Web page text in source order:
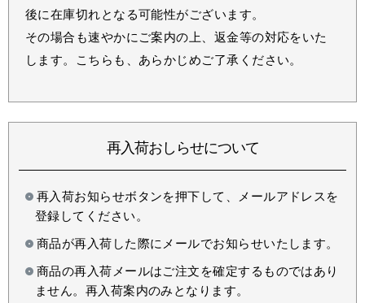
後に在庫切れとなる可能性がございます。
その場合も速やかにご案内の上、返金等の対応をいた
します。こちらも、あらかじめご了承ください。
再入荷おしらせについて
再入荷お知らせボタンを押下して、メールアドレスを
登録してください。
商品が再入荷した際にメールでお知らせいたします。
商品の再入荷メールはご注文を確定するものではあり
ません。再入荷案内のみとなります。